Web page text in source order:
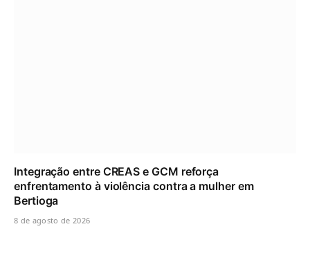
Integração entre CREAS e GCM reforça
enfrentamento à violência contra a mulher em
Bertioga
8 de agosto de 2026